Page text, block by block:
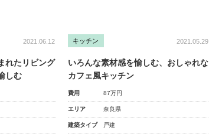
2021.06.12
れたリビング
しむ
キッチン 2021.05.29
いろんな素材感を愉しむ、おしゃれな
カフェ風キッチン
費用 87万円
エリア 奈良県
建築タイプ 戸建